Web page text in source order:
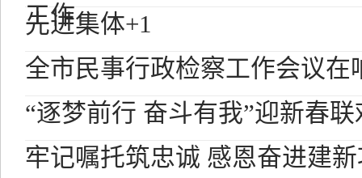
工作
先进集体+1
全市民事行政检察工作会议在
“逐梦前行 奋斗有我”迎新春联
牢记嘱托筑忠诚 感恩奋进建